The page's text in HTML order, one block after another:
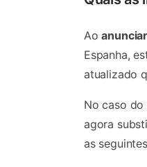
Ao
Espanha,
atualizado
No caso do
agora
as